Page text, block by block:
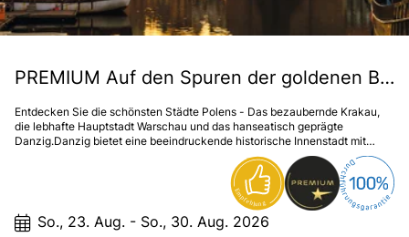
PREMIUM Auf den Spuren der goldenen Bernsteinstraße
Entdecken Sie die schönsten Städte Polens - Das bezaubernde Krakau,
die lebhafte Hauptstadt Warschau und das hanseatisch geprägte
Danzig.Danzig bietet eine beeindruckende historische Innenstadt mit
Kirchen, Stadttoren, wunderschönen Häusern am Langen Markt oder in
der Mariengasse zwischen Frauentor und Marienkirche und am Hafen, wo
sich auch das berühmte Krantor an der Motlawa befindet. Warschau, die
pulsierende Hauptstadt des Landes, liegt am Weichselufer. Hier kann man
durch malerische Gassen schlendern. Moderner gibt sich die Stadt in den
Straßenzügen rund um den mächtigen Kulturpalast aus Ostblockzeiten.
So., 23. Aug. - So., 30. Aug. 2026